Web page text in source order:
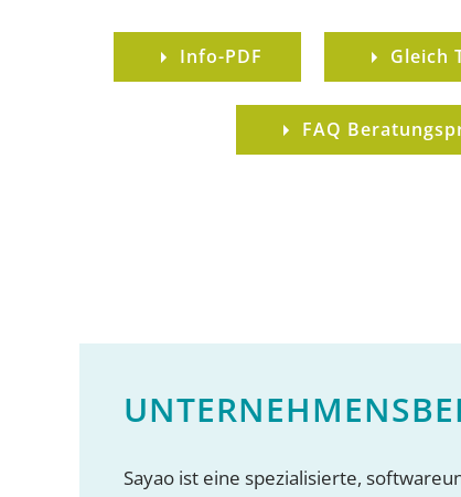
Info-PDF Gleich
FAQ
Sayao ist eine spezialisierte,